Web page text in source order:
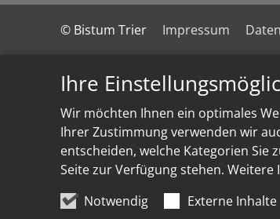
Ihre
Wir möchten Ihnen ein optimales
Ihrer Zustimmung verwenden wir
entscheiden, welche Kategorien Sie
Seite zur Verfügung stehen.
Notwendig
Externe Inhalte
© Bistum Trier Impressum